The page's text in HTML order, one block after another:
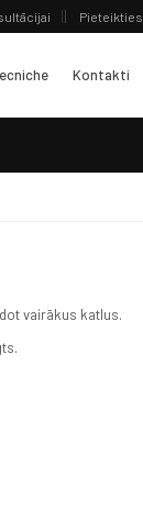
Pieteikties
Kontakti
vairākus katlus.